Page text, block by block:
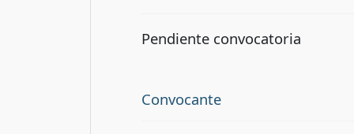
Pendiente convocatoria
Convocante